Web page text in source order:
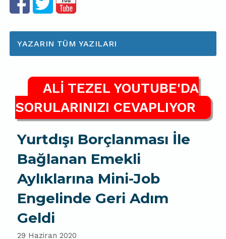
YAZARIN TÜM YAZILARI
ALİ TEZEL YOUTUBE'DA
SORULARINIZI CEVAPLIYOR
Yurtdışı Borçlanması İle
Bağlanan Emekli
Aylıklarına Mini-Job
Engelinde Geri Adım
Geldi
29 Haziran 2020